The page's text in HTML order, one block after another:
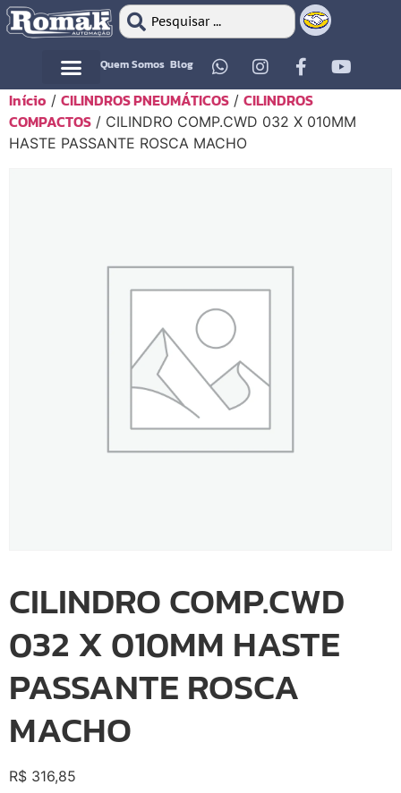
Quem Somos Blog
Início / CILINDROS PNEUMÁTICOS / CILINDROS
COMPACTOS / CILINDRO COMP.CWD 032 X 010MM
HASTE PASSANTE ROSCA MACHO
CILINDRO COMP.CWD
032 X 010MM HASTE
PASSANTE ROSCA
MACHO
R$ 316,85